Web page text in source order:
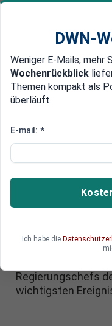
Newsticker MEIN
Edelmetalle
Sondergipgel zu
„Mentales
Merkel und
Tsipras
Die griechische
Euro-
Sonntag nicht auf
Regierungschefs
wichtigsten
DWN-
Weniger E-Mails, mehr
Wochenrückblick
Themen kompakt als
überläuft.
E-mail: *
Ich habe die